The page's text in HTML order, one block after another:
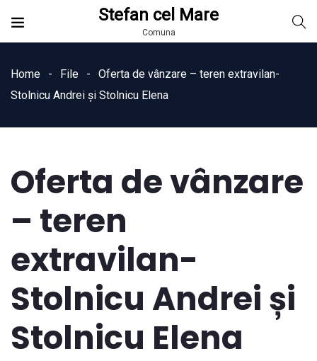
Stefan cel Mare
Comuna
Home File
Oferta de vânzare – teren extravilan-
Stolnicu Andrei și Stolnicu Elena
Oferta de vânzare
– teren
extravilan-
Stolnicu Andrei și
Stolnicu Elena